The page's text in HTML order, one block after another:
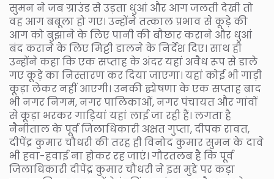
सुमन ने जब ग्राउंड से उड़ता धुआं और आग जलती देखी तो
वह आग बबूला हो गए। उन्होंने तत्काल प्रभाव से कूड़े की
आग को बुझाने के लिए पानी की बौछार कराने और धुआं
बंद कराने के लिए मिट्टी डालने के निर्देश दिए। साथ ही
उन्होंने कहा कि एक सप्ताह के अंदर यहां अवैध रूप से डाले
गए कूड़े का निस्तारण कर दिया जाएगा। यहां कोई भी गाड़ी
कूड़ा लेकर नहीं आएगी। उनकी द्घोषणा के एक सप्ताह बाद
भी नगर निगम, नगर पालिकाओं, नगर पंचायत और गांवों
से कूड़ा भरकर गाड़ियां यहां लाई जा रही हैं। लगता है
नैनीताल के पूर्व जिलाधिकारी अक्षत गुप्ता, दीपक रावत,
दीपेंद्र कुमार चौधरी की तरह ही विनोद कुमार सुमन के दावे
भी हवा-हवाई ना होकर रह जाएं। गौरतलब है कि पूर्व
जिलाधिकारी दीपेंद्र कुमार चौधरी ने इस मुद्दे पर कड़ा